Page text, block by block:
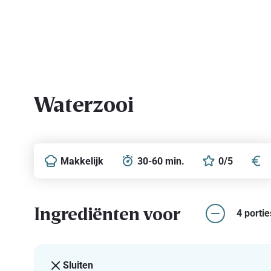
Waterzooi
Makkelijk 30-60 min. 0/5
Ingrediënten voor 4
Sluiten